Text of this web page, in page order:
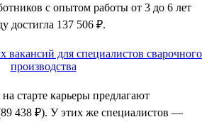
с опытом работы от 3 до 6 лет
достигла 137 506 ₽.
старте карьеры предлагают
438 ₽). У этих же специалистов —